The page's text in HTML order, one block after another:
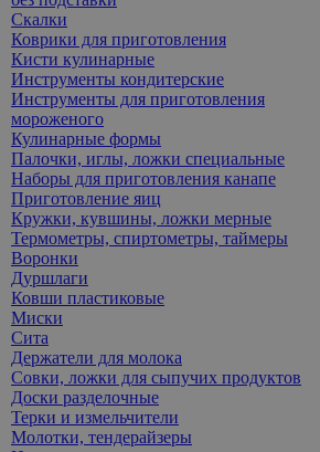
Скалки
Коврики для приготовления
Кисти кулинарные
Инструменты кондитерские
Инструменты для приготовления
мороженого
Кулинарные формы
Палочки, иглы, ложки специальные
Наборы для приготовления канапе
Приготовление яиц
Кружки, кувшины, ложки мерные
Термометры, спиртометры, таймеры
Воронки
Дуршлаги
Ковши пластиковые
Миски
Сита
Держатели для молока
Совки, ложки для сыпучих продуктов
Доски разделочные
Терки и измельчители
Молотки, тендерайзеры